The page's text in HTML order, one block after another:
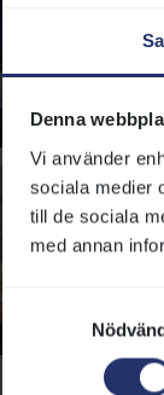
Denna
Vi använder
sociala medier
till de sociala
med annan
Samtyckesval